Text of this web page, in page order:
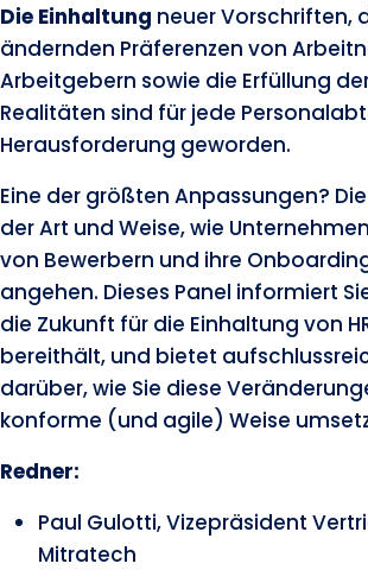
Die Einhaltung neuer Vorschriften,
ändernden Präferenzen von
Arbeitgebern sowie die Erfüllung
Realitäten sind für jede
Herausforderung geworden.
Eine der größten Anpassungen?
der Art und Weise, wie
von Bewerbern und ihre
angehen. Dieses Panel informiert
die Zukunft für die Einhaltung von
bereithält, und bietet
darüber, wie Sie diese
konforme (und agile) Weise
Redner:
Paul Gulotti, Vizepräsident
Mitratech